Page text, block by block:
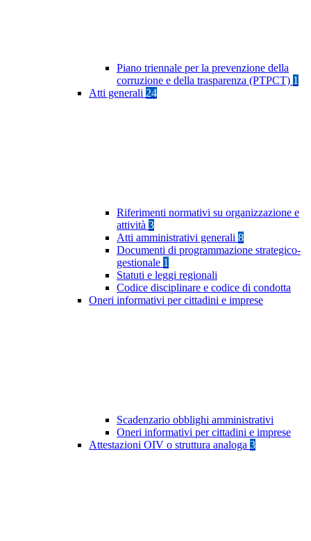
Piano triennale per la prevenzione della
corruzione e della trasparenza (PTPCT) 1
Atti generali 24
Riferimenti normativi su organizzazione e
attività 3
Atti amministrativi generali 8
Documenti di programmazione strategico-
gestionale 1
Statuti e leggi regionali
Codice disciplinare e codice di condotta
Oneri informativi per cittadini e imprese
Scadenzario obblighi amministrativi
Oneri informativi per cittadini e imprese
Attestazioni OIV o struttura analoga 3